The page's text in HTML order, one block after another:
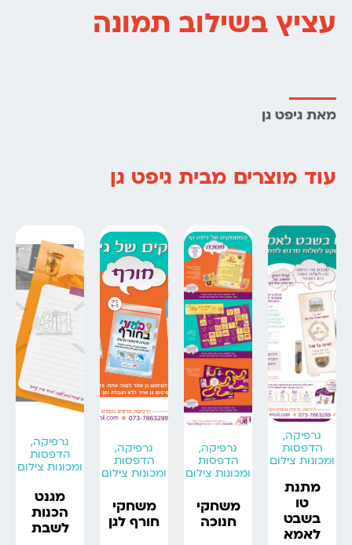
עציץ בשילוב תמונה
מאת גיפט גן
עוד מוצרים מבית גיפט גן
גרפיקה,
הדפסות
ומכונות צילום
מתנת
טו
בשבט
לאמא
גרפיקה,
הדפסות
ומכונות צילום
משחקי
חנוכה
גרפיקה,
הדפסות
ומכונות צילום
משחקי
חורף לגן
גרפיקה,
הדפסות
ומכונות צילום
מגנט
הכנות
לשבת